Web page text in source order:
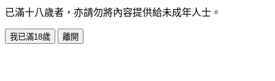
已滿十八歲者，亦請勿將內容提供給未成年人士。
我已滿18歲 離開